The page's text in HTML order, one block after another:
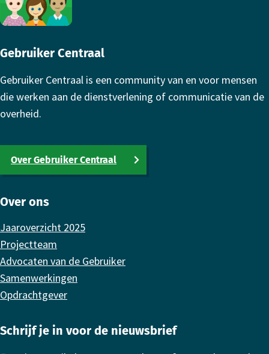
Gebruiker Centraal
Gebruiker Centraal is een community van en voor mensen
die werken aan de dienstverlening of communicatie van de
overheid.
Over Gebruiker Centraal
Over ons
Jaaroverzicht 2025
Projectteam
Advocaten van de Gebruiker
Samenwerkingen
Opdrachtgever
Schrijf je in voor de nieuwsbrief